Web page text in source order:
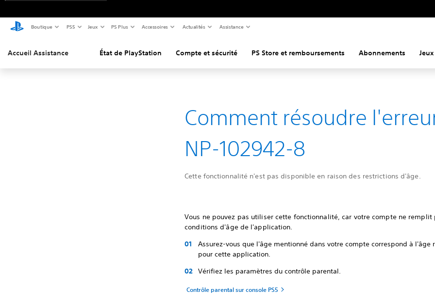
Boutique PS5 Jeux PS Plus Accessoires Actualités Assistance
Accueil Assistance État de PlayStation Compte et sécurité PS Store et remboursements Abonnements Jeux
Comment résoudre
NP-102942-8
Cette fonctionnalité n'est pas disponible en raison des restrictions d'âge.
Vous ne pouvez pas utiliser cette fonctionnalité, car votre compte ne remplit
conditions d'âge de l'application.
Assurez-vous que l'âge mentionné dans votre compte correspond à l'âge
pour cette application.
Vérifiez les paramètres du contrôle parental.
Contrôle parental sur console PS5